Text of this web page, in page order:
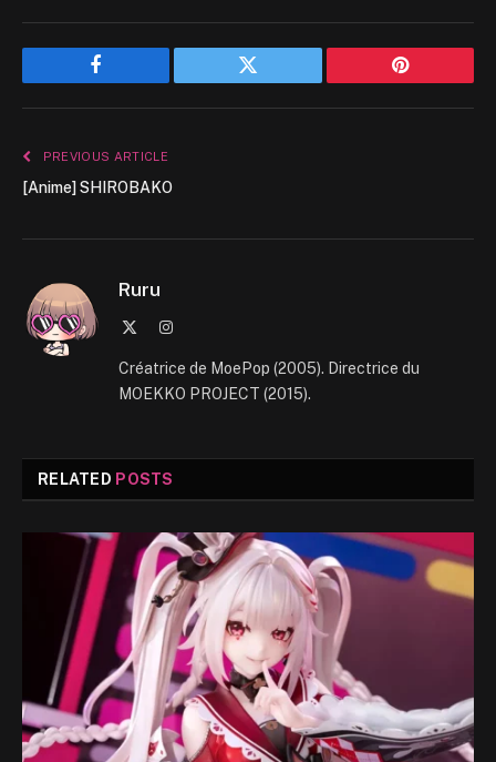
Facebook Twitter Pinterest
PREVIOUS ARTICLE
[Anime] SHIROBAKO
Ruru
Instagram
Créatrice de MoePop (2005). Directrice du
MOEKKO PROJECT (2015).
RELATED POSTS